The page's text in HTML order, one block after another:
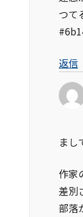
つて
返信
まし
作家
差別
部落